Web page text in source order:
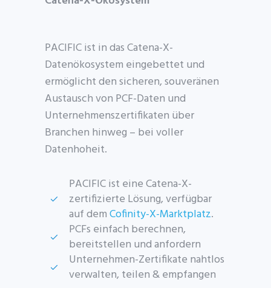
PACIFIC ist in das Catena-X-
Datenökosystem eingebettet und
ermöglicht den sicheren, souveränen
Austausch von PCF-Daten und
Unternehmenszertifikaten über
Branchen hinweg – bei voller
Datenhoheit.
PACIFIC ist eine Catena-X-
zertifizierte Lösung, verfügbar
auf demCofinity-X-Marktplatz.
PCFs einfach berechnen,
bereitstellen und anfordern
Unternehmen-Zertifikate nahtlos
verwalten, teilen & empfangen